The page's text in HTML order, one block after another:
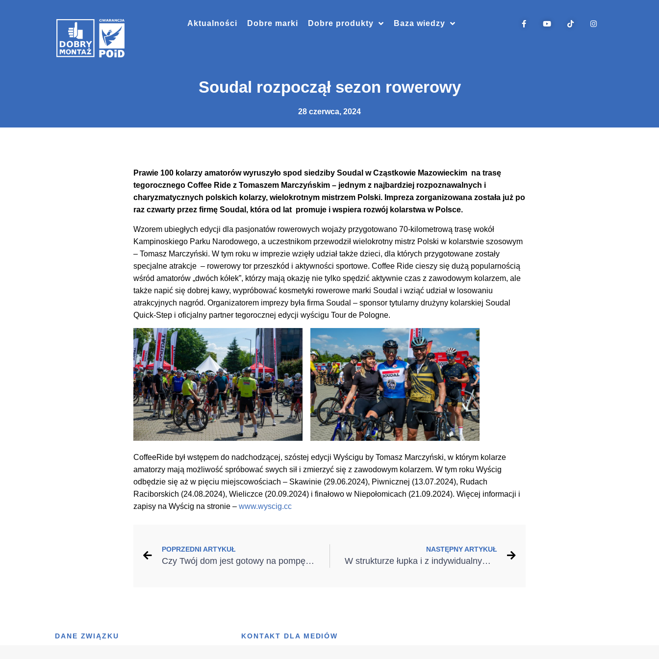
Aktualności Dobre marki Dobre produkty Baza wiedzy
Soudal rozpoczął sezon rowerowy
28 czerwca, 2024
Prawie 100 kolarzy amatorów wyruszyło spod siedziby Soudal w Cząstkowie Mazowieckim na trasę
tegorocznego Coffee Ride z Tomaszem Marczyńskim – jednym z najbardziej rozpoznawalnych i
charyzmatycznych polskich kolarzy, wielokrotnym mistrzem Polski. Impreza zorganizowana została już po
raz czwarty przez firmę Soudal, która od lat promuje i wspiera rozwój kolarstwa w Polsce.
Wzorem ubiegłych edycji dla pasjonatów rowerowych wojaży przygotowano 70-kilometrową trasę wokół
Kampinoskiego Parku Narodowego, a uczestnikom przewodził wielokrotny mistrz Polski w kolarstwie szosowym
– Tomasz Marczyński. W tym roku w imprezie wzięły udział także dzieci, dla których przygotowane zostały
specjalne atrakcje – rowerowy tor przeszkód i aktywności sportowe. Coffee Ride cieszy się dużą popularnością
wśród amatorów „dwóch kółek”, którzy mają okazję nie tylko spędzić aktywnie czas z zawodowym kolarzem, ale
także napić się dobrej kawy, wypróbować kosmetyki rowerowe marki Soudal i wziąć udział w losowaniu
atrakcyjnych nagród. Organizatorem imprezy była firma Soudal – sponsor tytularny drużyny kolarskiej Soudal
Quick-Step i oficjalny partner tegorocznej edycji wyścigu Tour de Pologne.
CoffeeRide był wstępem do nadchodzącej, szóstej edycji Wyścigu by Tomasz Marczyński, w którym kolarze
amatorzy mają możliwość spróbować swych sił i zmierzyć się z zawodowym kolarzem. W tym roku Wyścig
odbędzie się aż w pięciu miejscowościach – Skawinie (29.06.2024), Piwnicznej (13.07.2024), Rudach
Raciborskich (24.08.2024), Wieliczce (20.09.2024) i finałowo w Niepołomicach (21.09.2024). Więcej informacji i
zapisy na Wyścig na stronie – www.wyscig.cc
POPRZEDNI ARTYKUŁ
Czy Twój dom jest gotowy na pompę ciepła?
NASTĘPNY ARTYKUŁ
W strukturze łupka i z indywidualnym nadrukiem Hörmann oferuje nowe powierzchnie bram garażowych
DANE ZWIĄZKU KONTAKT DLA MEDIÓW